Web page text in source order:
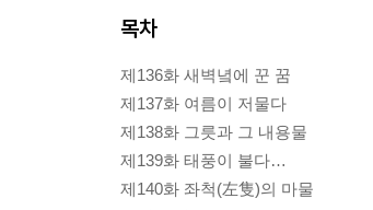
목차
제136화 새벽녘에 꾼 꿈
제137화 여름이 저물다
제138화 그릇과 그 내용물
제139화 태풍이 불다…
제140화 좌척(左隻)의 마물